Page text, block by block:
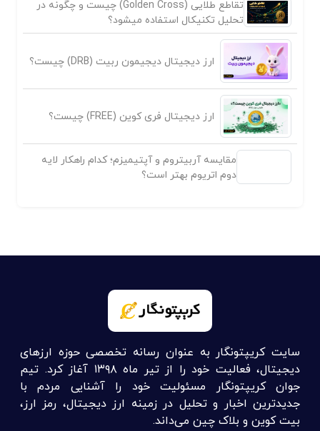
تقاطع طلایی (Golden Cross) چیست و چگونه در
تحلیل تکنیکال استفاده میشود؟
ارز دیجیتال دیجیمون ربیت (DRB) چیست؟
ارز دیجیتال فری کوین (FREE) چیست؟
مقایسه آربیتروم و آپتیمیزم؛ کدام راهکار لایه
دوم اتریوم بهتر است؟
سایت کریپتونگار به عنوان رسانه تخصصی حوزه ارزهای
دیجیتال، فعالیت خود را از تیر ماه ۱۳۹۸ آغاز کرد. تیم
جوان کریپتونگار مسئولیت خود را آشنایی مردم با
جدیدترین اخبار و تحلیل در زمینه ارز دیجیتال، رمز ارز،
بیت کوین و بلاک چین می‌داند.